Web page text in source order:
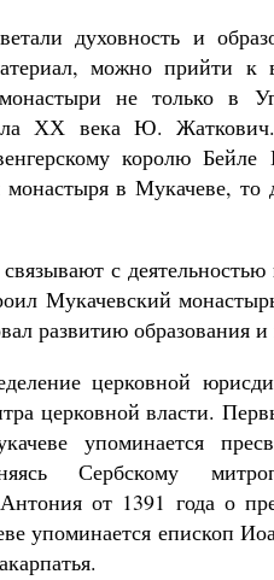
духовность и
можно прийти к
монастыри не только
ХХ века Ю.
королю
монастыря в Мукачеве,
с
Мукачевский
развитию образования
церковной
церковной власти.
упоминается
Сербскому
от 1391 года о
упоминается епископ